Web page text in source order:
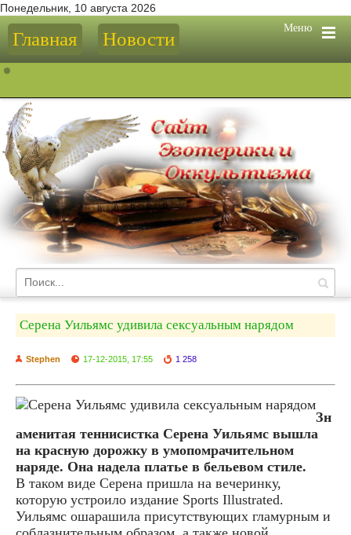
Понедельник, 10 августа 2026
Меню
Главная Новости
Серена Уильямс удивила сексуальным нарядом
Stephen 17-12-2015, 17:55 1 258
Зн
аменитая теннисистка Серена Уильямс вышла
на красную дорожку в умопомрачительном
наряде. Она надела платье в бельевом стиле.
В таком виде Серена пришла на вечеринку,
которую устроило издание Sports Illustrated.
Уильямс ошарашила присутствующих гламурным и